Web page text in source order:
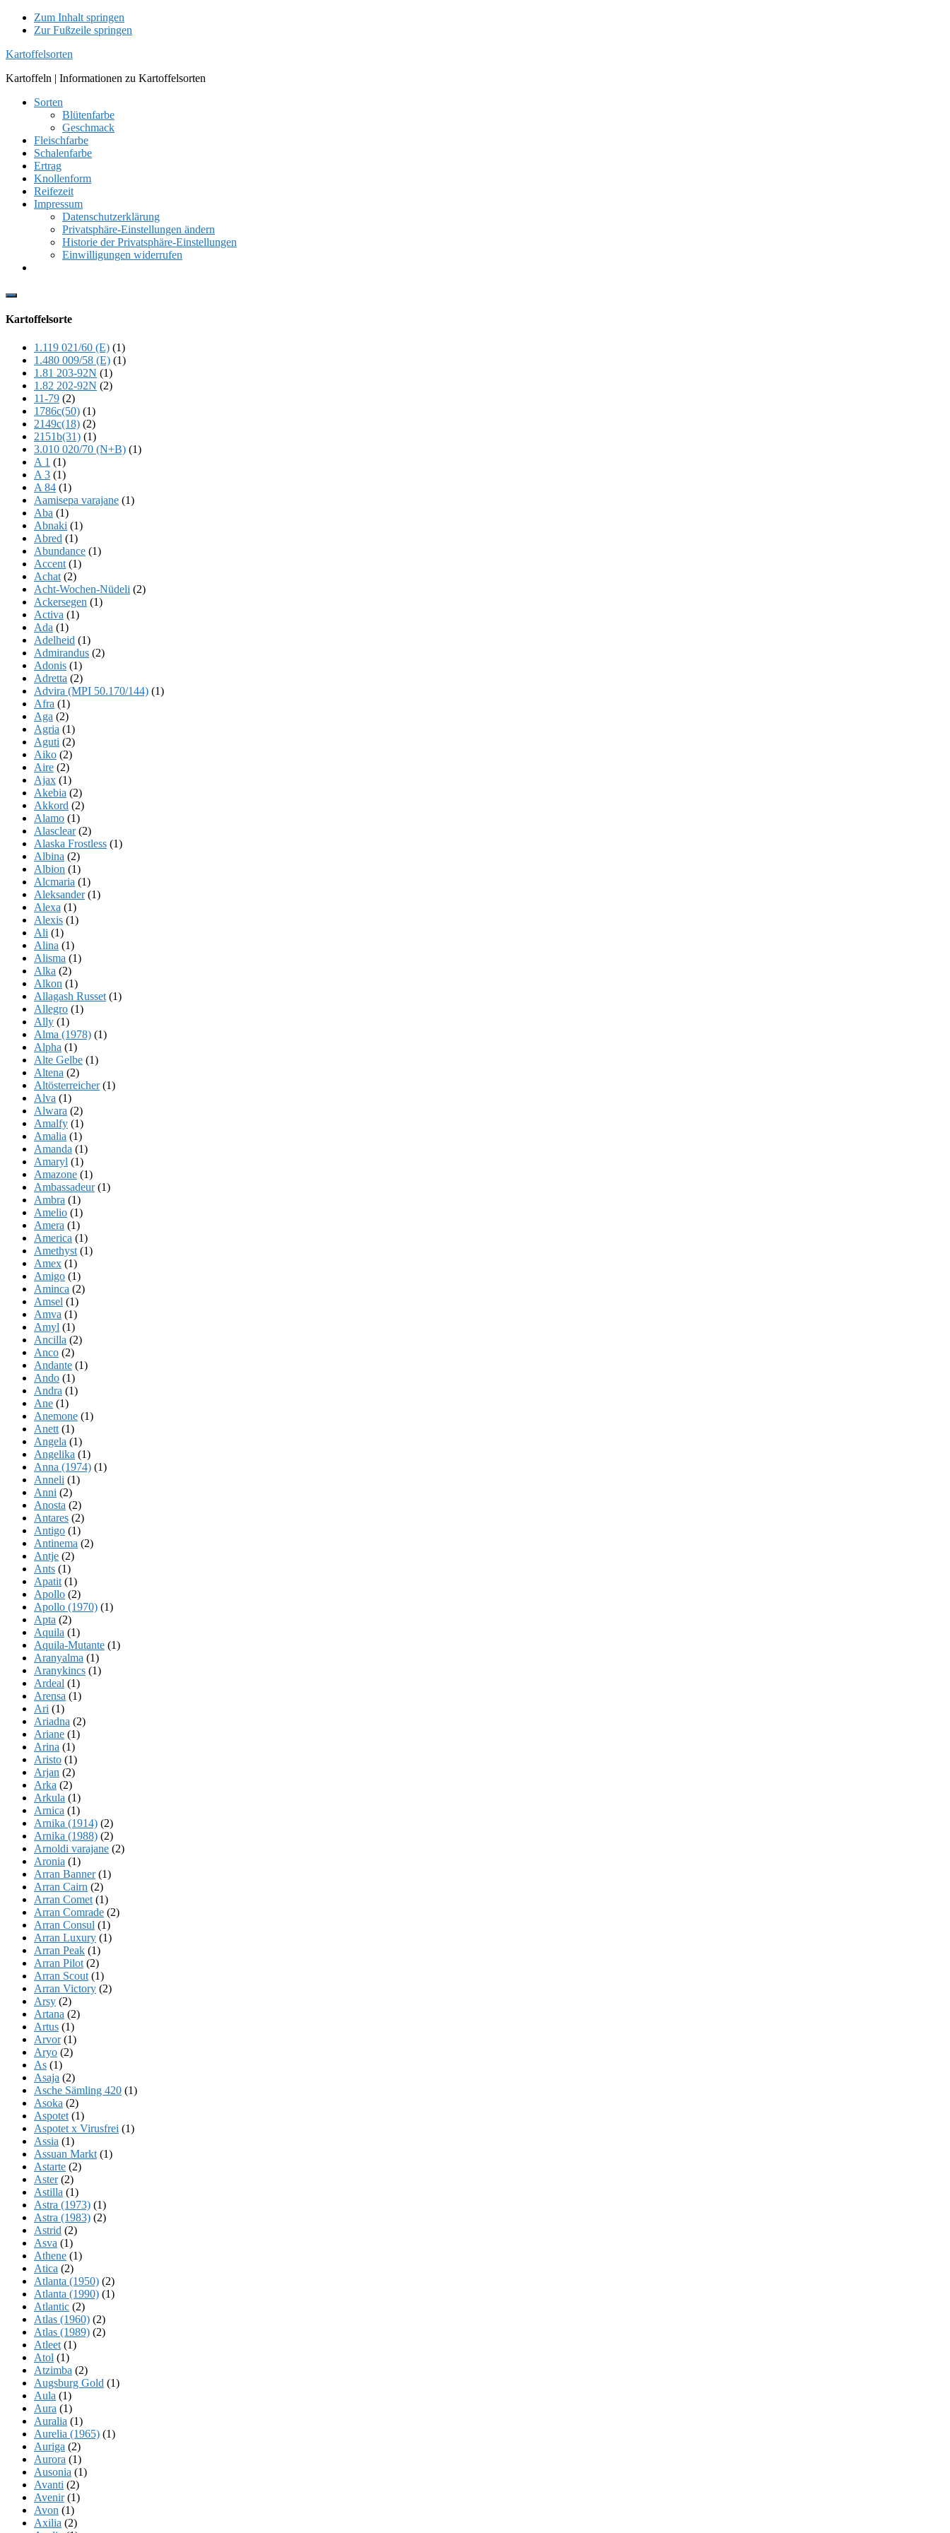
Zum Inhalt springen
Zur Fußzeile springen
Kartoffelsorten
Kartoffeln | Informationen zu Kartoffelsorten
Sorten
Blütenfarbe
Geschmack
Fleischfarbe
Schalenfarbe
Ertrag
Knollenform
Reifezeit
Impressum
Datenschutzerklärung
Privatsphäre-Einstellungen ändern
Historie der Privatsphäre-Einstellungen
Einwilligungen widerrufen
Show
Content
Kartoffelsorte
1.119 021/60 (E) (1)
1.480 009/58 (E) (1)
1.81 203-92N (1)
1.82 202-92N (2)
11-79 (2)
1786c(50) (1)
2149c(18) (2)
2151b(31) (1)
3.010 020/70 (N+B) (1)
A 1 (1)
A 3 (1)
A 84 (1)
Aamisepa varajane (1)
Aba (1)
Abnaki (1)
Abred (1)
Abundance (1)
Accent (1)
Achat (2)
Acht-Wochen-Nüdeli (2)
Ackersegen (1)
Activa (1)
Ada (1)
Adelheid (1)
Admirandus (2)
Adonis (1)
Adretta (2)
Advira (MPI 50.170/144) (1)
Afra (1)
Aga (2)
Agria (1)
Aguti (2)
Aiko (2)
Aire (2)
Ajax (1)
Akebia (2)
Akkord (2)
Alamo (1)
Alasclear(2)
Alaska Frostless (1)
Albina (2)
Albion (1)
Alcmaria (1)
Aleksander(1)
Alexa (1)
Alexis (1)
Ali (1)
Alina (1)
Alisma (1)
Alka (2)
Alkon (1)
Allagash Russet (1)
Allegro (1)
Ally (1)
Alma (1978) (1)
Alpha (1)
Alte Gelbe (1)
Altena (2)
Altösterreicher(1)
Alva (1)
Alwara (2)
Amalfy (1)
Amalia (1)
Amanda (1)
Amaryl (1)
Amazone (1)
Ambassadeur(1)
Ambra (1)
Amelio (1)
Amera (1)
America (1)
Amethyst (1)
Amex (1)
Amigo (1)
Aminca (2)
Amsel (1)
Amva (1)
Amyl (1)
Ancilla (2)
Anco (2)
Andante (1)
Ando (1)
Andra (1)
Ane (1)
Anemone (1)
Anett (1)
Angela (1)
Angelika (1)
Anna (1974) (1)
Anneli (1)
Anni (2)
Anosta (2)
Antares (2)
Antigo (1)
Antinema (2)
Antje (2)
Ants (1)
Apatit (1)
Apollo (2)
Apollo (1970) (1)
Apta (2)
Aquila (1)
Aquila-Mutante (1)
Aranyalma (1)
Aranykincs (1)
Ardeal (1)
Arensa (1)
Ari (1)
Ariadna (2)
Ariane (1)
Arina (1)
Aristo (1)
Arjan (2)
Arka (2)
Arkula (1)
Arnica (1)
Arnika (1914) (2)
Arnika (1988) (2)
Arnoldi varajane (2)
Aronia (1)
Arran Banner(1)
Arran Cairn (2)
Arran Comet (1)
Arran Comrade (2)
Arran Consul (1)
Arran Luxury (1)
Arran Peak (1)
Arran Pilot (2)
Arran Scout (1)
Arran Victory (2)
Arsy (2)
Artana (2)
Artus (1)
Arvor(1)
Aryo (2)
As (1)
Asaja (2)
Asche Sämling 420 (1)
Asoka (2)
Aspotet (1)
Aspotet x Virusfrei (1)
Assia (1)
Assuan Markt (1)
Astarte (2)
Aster(2)
Astilla (1)
Astra (1973) (1)
Astra (1983) (2)
Astrid (2)
Asva (1)
Athene (1)
Atica (2)
Atlanta (1950) (2)
Atlanta (1990) (1)
Atlantic (2)
Atlas (1960) (2)
Atlas (1989) (2)
Atleet (1)
Atol (1)
Atzimba (2)
Augsburg Gold (1)
Aula (1)
Aura (1)
Auralia (1)
Aurelia (1965) (1)
Auriga (2)
Aurora (1)
Ausonia (1)
Avanti (2)
Avenir(1)
Avon (1)
Axilia (2)